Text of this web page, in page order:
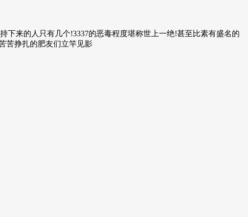
下来的人只有几个!3337的恶毒程度堪称世上一绝!甚至比素有盛名的
苦挣扎的肥友们立竿见影